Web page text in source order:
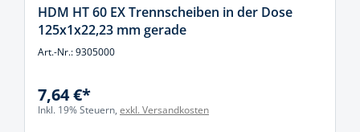
HDM HT 60 EX Trennscheiben in der Dose
125x1x22,23 mm gerade
Art.-Nr.: 9305000
7,64 €*
Inkl. 19% Steuern, exkl. Versandkosten